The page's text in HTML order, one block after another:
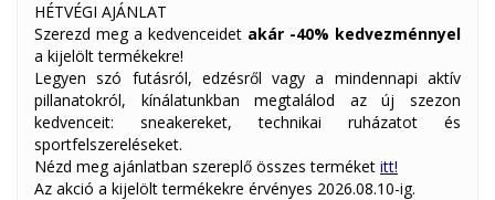
HÉTVÉGI AJÁNLAT
Szerezd meg a kedvenceidet akár -40% kedvezménnyel
a kijelölt termékekre!
Legyen szó futásról, edzésről vagy a mindennapi aktív
pillanatokról, kínálatunkban megtalálod az új szezon
kedvenceit: sneakereket, technikai ruházatot és
sportfelszereléseket.
Nézd meg ajánlatban szereplő összes terméket itt!
Az akció a kijelölt termékekre érvényes 2026.08.10-ig.